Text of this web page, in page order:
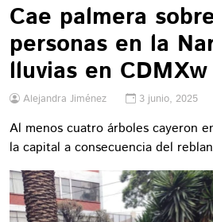
Cae palmera
personas en la
lluvias en CDMXw
Alejandra Jiménez 3 junio, 2025
Al menos cuatro árboles cayeron
la capital a consecuencia del